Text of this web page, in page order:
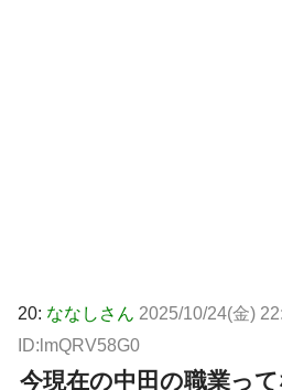
20: ななしさん 2025/10/24(金)
ID:lmQRV58G0
今現在の中田の職業っ